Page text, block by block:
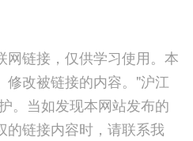
网链接，仅供学习使用。本
修改被链接的内容。"沪江
。当如发现本网站发布的
的链接内容时，请联系我